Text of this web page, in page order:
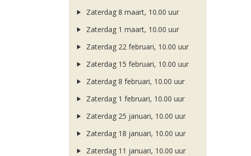
Zaterdag 8 maart, 10.00 uur
Zaterdag 1 maart, 10.00 uur
Zaterdag 22 februari, 10.00 uur
Zaterdag 15 februari, 10.00 uur
Zaterdag 8 februari, 10.00 uur
Zaterdag 1 februari, 10.00 uur
Zaterdag 25 januari, 10.00 uur
Zaterdag 18 januari, 10.00 uur
Zaterdag 11 januari, 10.00 uur